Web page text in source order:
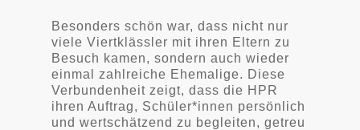
Besonders schön war, dass nicht nur
viele Viertklässler mit ihren Eltern zu
Besuch kamen, sondern auch wieder
einmal zahlreiche Ehemalige. Diese
Verbundenheit zeigt, dass die HPR
ihren Auftrag, Schüler*innen persönlich
und wertschätzend zu begleiten, getreu